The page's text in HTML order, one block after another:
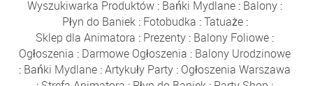
Wyszukiwarka Produktów : Bańki Mydlane : Balony :
Płyn do Baniek: Fotobudka :Tatuaże:
Sklep dla Animatora : Prezenty : Balony Foliowe :
Ogłoszenia : Darmowe Ogłoszenia : Balony Urodzinowe
: Bańki Mydlane :Artykuły Party : Ogłoszenia Warszawa